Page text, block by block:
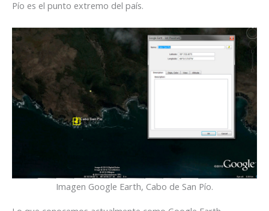
Pío es el punto extremo del país.
Imagen Google Earth, Cabo de San Pío.